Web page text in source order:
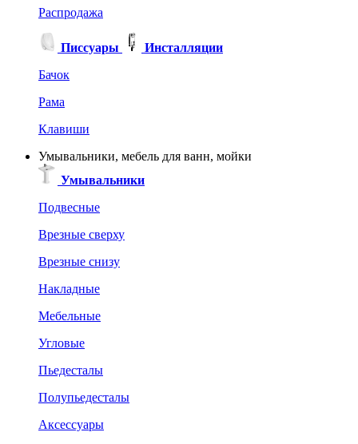
Распродажа
Писсуары
Инсталляции
Бачок
Рама
Клавиши
Умывальники, мебель для ванн, мойки
Умывальники
Подвесные
Врезные сверху
Врезные снизу
Накладные
Мебельные
Угловые
Пьедесталы
Полупьедесталы
Аксессуары